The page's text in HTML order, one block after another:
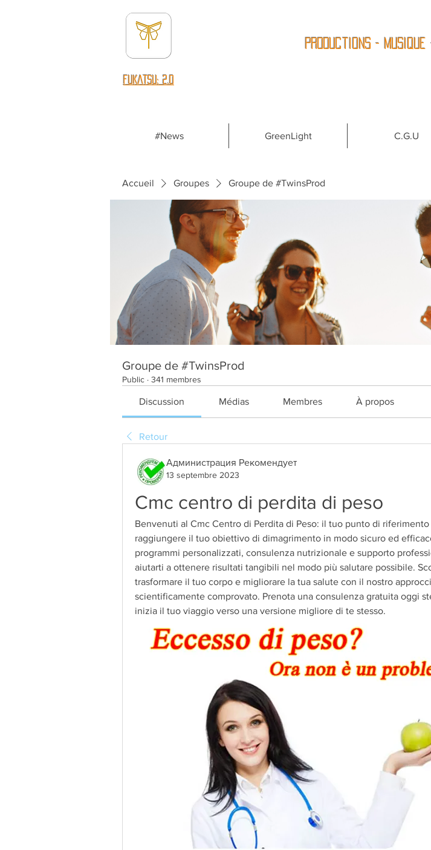
fUKATSU: 2.0
Productions - Musique
#News GreenLight C.G.U
Accueil Groupes Groupe de #TwinsProd
Groupe de #TwinsProd
Public · 341 membres
Discussion Médias Membres À propos
Retour
Администрация Рекомендует
13 septembre 2023
Cmc centro di perdita di peso
Benvenuti al Cmc Centro di Perdita di Peso: il tuo punto di riferimento
raggiungere il tuo obiettivo di dimagrimento in modo sicuro ed
programmi personalizzati, consulenza nutrizionale e supporto
aiutarti a ottenere risultati tangibili nel modo più salutare possibile.
trasformare il tuo corpo e migliorare la tua salute con il nostro
scientificamente comprovato. Prenota una consulenza gratuita oggi
inizia il tuo viaggio verso una versione migliore di te stesso.